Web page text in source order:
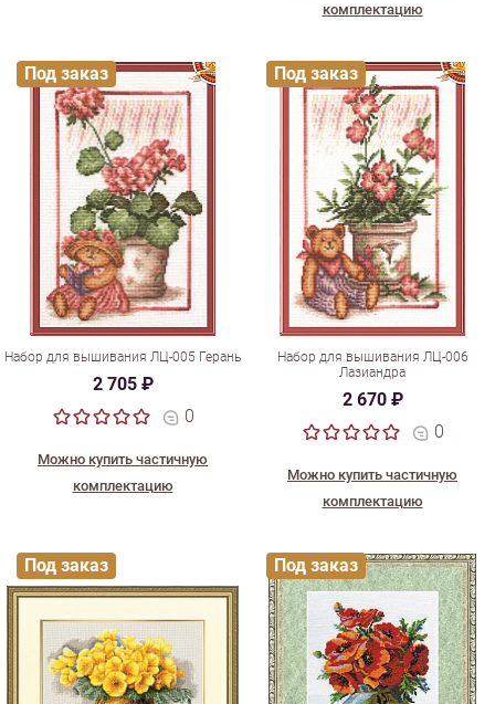
комплектацию
Набор для вышивания ЛЦ-005 Герань
2 705 ₽
0
Можно купить частичную
комплектацию
Под заказ
Набор для вышивания ЛЦ-006
Лазиандра
2 670 ₽
0
Можно купить частичную
комплектацию
Под заказ
Под заказ Под заказ